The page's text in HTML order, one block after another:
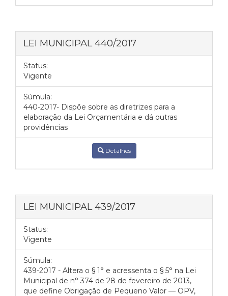
LEI MUNICIPAL 440/2017
Status:
Vigente
Súmula:
440-2017- Dispõe sobre as diretrizes para a
elaboração da Lei Orçamentária e dá outras
providências
Detalhes
LEI MUNICIPAL 439/2017
Status:
Vigente
Súmula:
439-2017 - Altera o § 1° e acressenta o § 5° na Lei
Municipal de n° 374 de 28 de fevereiro de 2013,
que define Obrigação de Pequeno Valor — OPV,